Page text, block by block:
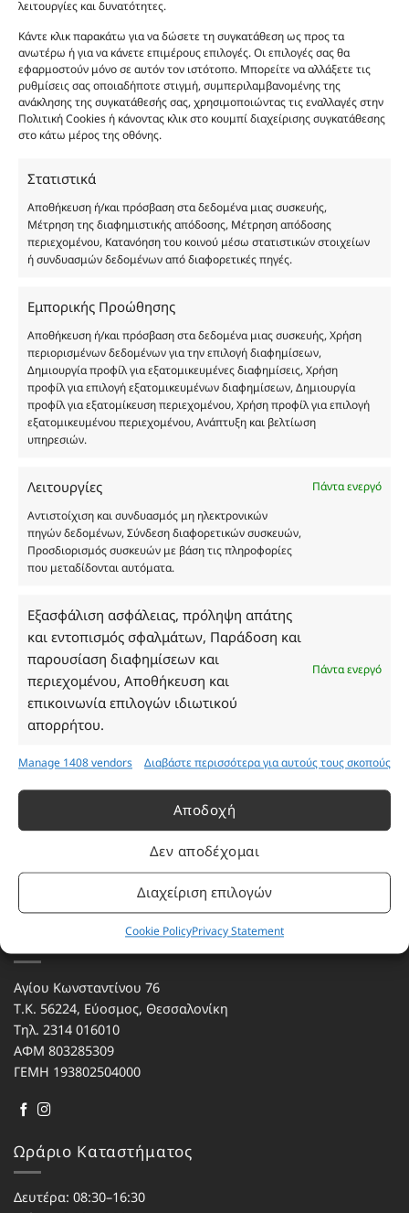
λειτουργίες και δυνατότητες.
Κάντε κλικ παρακάτω για να δώσετε τη συγκατάθεση ως προς τα
ανωτέρω ή για να κάνετε επιμέρους επιλογές. Οι επιλογές σας θα
εφαρμοστούν μόνο σε αυτόν τον ιστότοπο. Μπορείτε να αλλάξετε τις
ρυθμίσεις σας οποιαδήποτε στιγμή, συμπεριλαμβανομένης της
ανάκλησης της συγκατάθεσής σας, χρησιμοποιώντας τις εναλλαγές στην
Πολιτική Cookies ή κάνοντας κλικ στο κουμπί διαχείρισης συγκατάθεσης
στο κάτω μέρος της οθόνης.
Στατιστικά
Αποθήκευση ή/και πρόσβαση στα δεδομένα μιας συσκευής,
Μέτρηση της διαφημιστικής απόδοσης, Μέτρηση απόδοσης
περιεχομένου, Κατανόηση του κοινού μέσω στατιστικών στοιχείων
ή συνδυασμών δεδομένων από διαφορετικές πηγές.
Εμπορικής Προώθησης
Αποθήκευση ή/και πρόσβαση στα δεδομένα μιας συσκευής, Χρήση
περιορισμένων δεδομένων για την επιλογή διαφημίσεων,
Δημιουργία προφίλ για εξατομικευμένες διαφημίσεις, Χρήση
προφίλ για επιλογή εξατομικευμένων διαφημίσεων, Δημιουργία
προφίλ για εξατομίκευση περιεχομένου, Χρήση προφίλ για επιλογή
εξατομικευμένου περιεχομένου, Ανάπτυξη και βελτίωση
υπηρεσιών.
Λειτουργίες
Πάντα ενεργό
Αντιστοίχιση και συνδυασμός μη ηλεκτρονικών
πηγών δεδομένων, Σύνδεση διαφορετικών συσκευών,
Προσδιορισμός συσκευών με βάση τις πληροφορίες
που μεταδίδονται αυτόματα.
Εξασφάλιση ασφάλειας, πρόληψη απάτης
και εντοπισμός σφαλμάτων, Παράδοση και
παρουσίαση διαφημίσεων και
περιεχομένου, Αποθήκευση και
επικοινωνία επιλογών ιδιωτικού
απορρήτου.
Πάντα ενεργό
Manage 1408 vendors Διαβάστε περισσότερα για αυτούς τους σκοπούς
Αποδοχή
Δεν αποδέχομαι
Διαχείριση επιλογών
Cookie PolicyPrivacy Statement
Φύλο:Γυναικεία
Κωδικός προϊόντος :FP121
Νότες:ΓΛΥΚΑ, ΛΟΥΛΟΥΔΑΤΑ, ΞΥΛΩΔΗ, ΠΟΥΔΡΕΝΙΑ, ΦΡΟΥΤΩΔΗ
Εποχές:ΑΝΟΙΞΗ, ΦΘΙΝΟΠΩΡΟ, ΧΕΙΜΩΝΑΣ
Αρωματική Νότα:FLORAL, MUSKY, SWEET
Άρωμα τύπου που θυμίζει Milione Gold Her, γλυκό, λουλουδάτο και
πουδρένιο, με φρουτώδεις και ξυλώδεις νότες που προσφέρουν μια
γλυκιά διάρκεια που ξεχωρίζει.
Ενισχυμένη σύνθεση με 27% αιθέριο έλαιο και premium γυάλινο μπουκάλι
με μεταλλικό σπρέι.
Benzyl Alcohol, Benzyl Benzoate, Benzyl Salicylate, Cinnamal, Cinnamyl
Alcohol, Citronellol, Coumarin, Evernia Furfuracea Extract, Evernia
Prunastri Extract, Eugenol, Geraniol, Hydroxycitronellal, Isoeugenol,
Limonene, Linalool, CI 19140
Οι φωτογραφίες των προϊόντων είναι ενδεικτικές
και δεν είναι προς πώληση το εικονιζόμενο προϊόν.
Σε καμία περίπτωση δεν αντιστοιχούν στα
αυθεντικά αρώματα και δεν ανταποκρίνονται στην
πραγματικότητα. Πρόθεση της επιχείρησης μας δεν
είναι η παραπλάνηση και η εξαπάτηση του
καταναλωτή. Όλα μας τα προϊόντα είναι τύπου, σε
χύμα μορφή και είναι εμπνευσμένα από τα
αντίστοιχα αυθεντικά γνωστών οίκων. Οι
ονομασίες, οι εικόνες και τα σήματα των
προϊόντων αποτελούν αναφαίρετη και
κατοχυρωμένη εμπορικά ιδιοκτησία των
Δημιουργών-Οίκων. Οι εικόνες ενδέχεται να
Με επιφύλαξη κάθε νόμιμου δικαιώματος.
Eau de parfum
Αγίου Κωνσταντίνου 76
Τ.Κ. 56224, Εύοσμος, Θεσσαλονίκη
Τηλ. 2314 016010
ΑΦΜ 803285309
ΓΕΜΗ 193802504000
Ωράριο Καταστήματος
Δευτέρα: 08:30–16:30